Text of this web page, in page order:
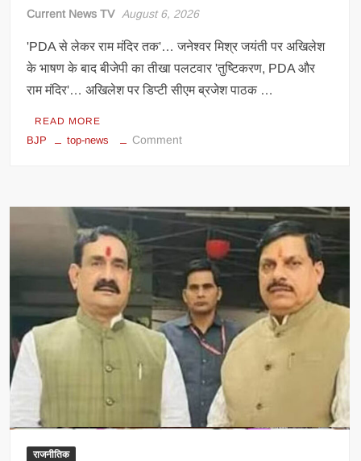
Current News TV August 6, 2026
'PDA से लेकर राम मंदिर तक'… जनेश्वर मिश्र जयंती पर अखिलेश
के भाषण के बाद बीजेपी का तीखा पलटवार 'तुष्टिकरण, PDA और
राम मंदिर'… अखिलेश पर डिप्टी सीएम ब्रजेश पाठक …
READ MORE
BJP top-news Commenton
राम
मंदिर
तक’…
जनेश्वर
मिश्र
जयंती
पर
अखिलेश
भाषण
के
बाद
राजनीतिक